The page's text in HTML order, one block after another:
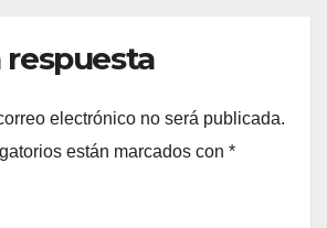
respuesta
electrónico no será publicada.
están marcados con *